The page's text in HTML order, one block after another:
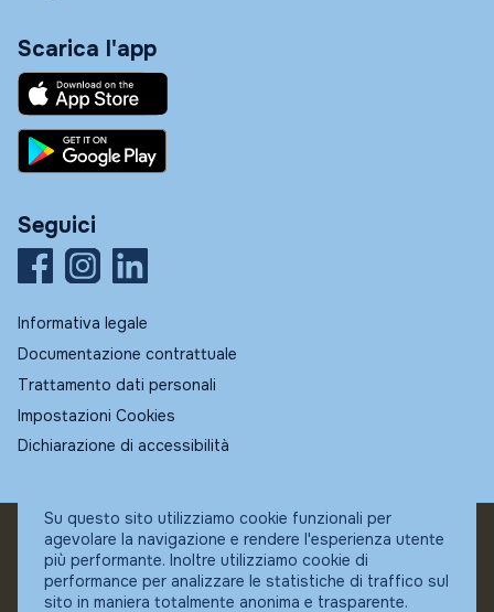
Scarica l'app
Seguici
Informativa legale
Documentazione contrattuale
Trattamento dati personali
Impostazioni Cookies
Dichiarazione di accessibilità
© Fundstore
Collocatore autorizzato:
Banca Ifigest SpA
Su questo sito utilizziamo cookie funzionali per
agevolare la navigazione e rendere l'esperienza utente
più performante. Inoltre utilizziamo cookie di
performance per analizzare le statistiche di traffico sul
sito in maniera totalmente anonima e trasparente.